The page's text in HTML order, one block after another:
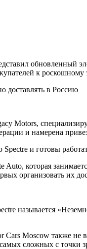
обновленный
к роскошному
доставлять в Россию
Motors,
и намерена
и готовы
которая
организовать их
называется
Cars Moscow также не
сложных с точки